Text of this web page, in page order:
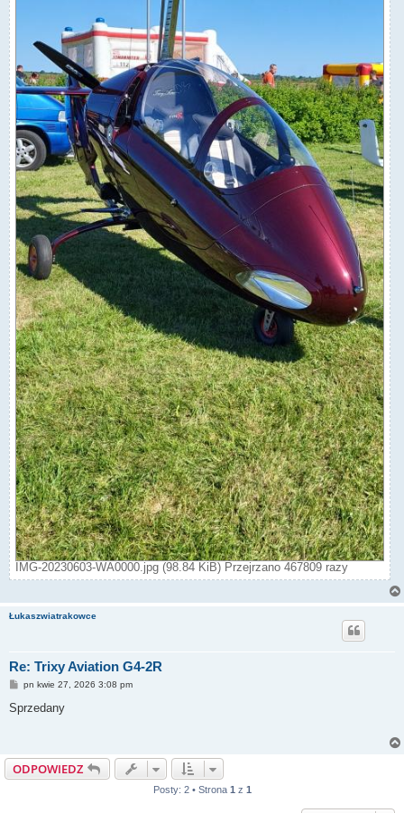
IMG-20230603-WA0000.jpg (98.84 KiB) Przejrzano 467809 razy
Łukaszwiatrakowce
Re: Trixy Aviation G4-2R
P
s
pn kwie 27, 2026 3:08 pm
Sprzedany
ODPOWIEDZ
Posty: 2 • Strona 1 z 1